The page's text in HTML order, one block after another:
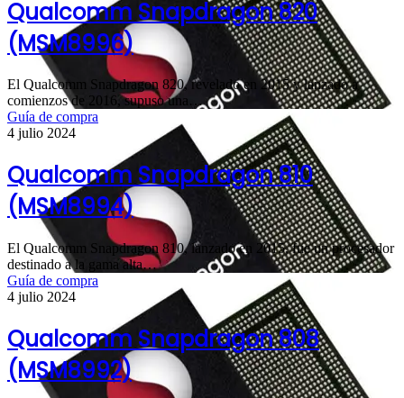
Qualcomm Snapdragon 820
(MSM8996)
El Qualcomm Snapdragon 820, revelado en 2015 y lanzado a
comienzos de 2016, supuso una…
Guía de compra
4 julio 2024
Qualcomm Snapdragon 810
(MSM8994)
El Qualcomm Snapdragon 810, lanzado en 2015, fue un procesador
destinado a la gama alta…
Guía de compra
4 julio 2024
Qualcomm Snapdragon 808
(MSM8992)